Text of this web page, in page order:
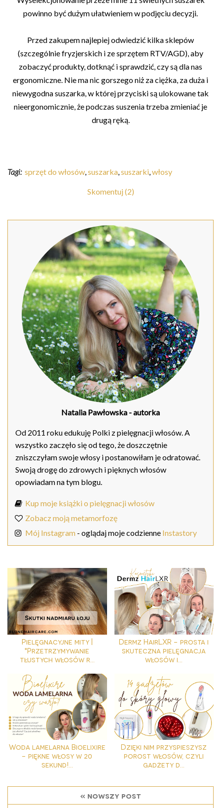
powinno być dużym ułatwieniem w podjęciu decyzji.
Przed zakupem najlepiej odwiedzić kilka sklepów
(szczególnie fryzjerskich i ze sprzętem RTV/AGD), aby
zobaczyć produkty, dotknąć i sprawdzić, czy są dla nas
ergonomiczne. Nie ma nic gorszego niż za ciężka, za duża i
niewygodna suszarka, w której przyciski są ulokowane tak
nieergonomicznie, że podczas suszenia trzeba zmieniać je
drugą ręką.
Tagi: sprzęt do włosów,suszarka,suszarki,włosy
Skomentuj (2)
Natalia Pawłowska - autorka
Od 2011 roku edukuję Polki z pielęgnacji włosów. A
wszystko zaczęło się od tego, że doszczętnie
zniszczyłam swoje włosy i postanowiłam je odratować.
Swoją drogę do zdrowych i pięknych włosów
opowiadam na tym blogu.
Kup moje książki o pielęgnacji włosów
Zobacz moją metamorfozę
Mój Instagram - oglądaj moje codzienne Instastory
Pielęgnacyjne mity |
"Przetrzymywanie
tłustych włosów r...
Dermz HairLXR - prosta i
skuteczna pielęgnacja
włosów i...
Woda lamelarna Bioelixire
- piękne włosy w 20
sekund!...
Dzięki nim przyspieszysz
porost włosów, czyli
gadżety d...
« nowszy post